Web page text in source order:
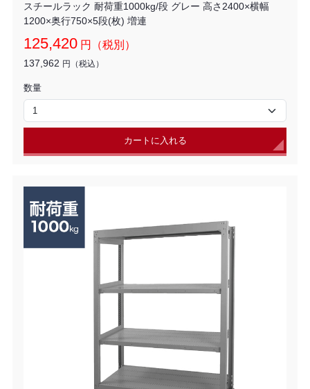
スチールラック 耐荷重1000kg/段 グレー 高さ2400×横幅
1200×奥行750×5段(枚) 増連
125,420 円（税別）
137,962 円（税込）
数量
カートに入れる